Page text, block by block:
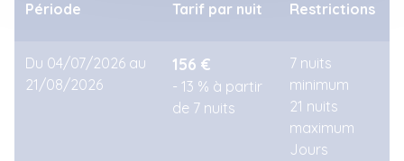
Période Tarif par nuit Restrictions
Du 04/07/2026 au
21/08/2026
156 €
- 13 % à partir
de 7 nuits
7 nuits
minimum
21 nuits
maximum
Jours